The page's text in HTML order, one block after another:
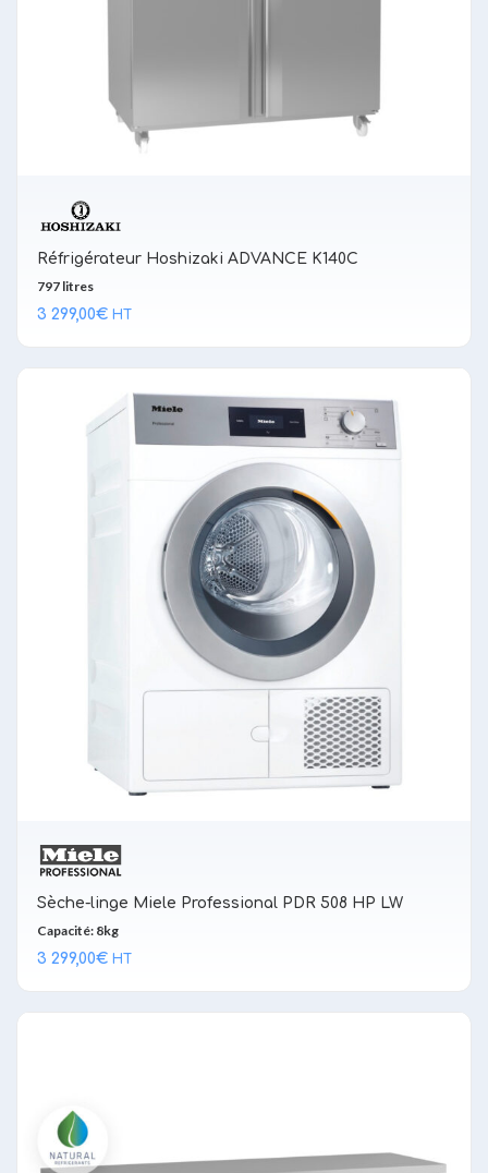
Réfrigérateur Hoshizaki ADVANCE K140C
797 litres
3 299,00€ HT
Sèche-linge Miele Professional PDR 508 HP LW
Capacité: 8kg
3 299,00€ HT